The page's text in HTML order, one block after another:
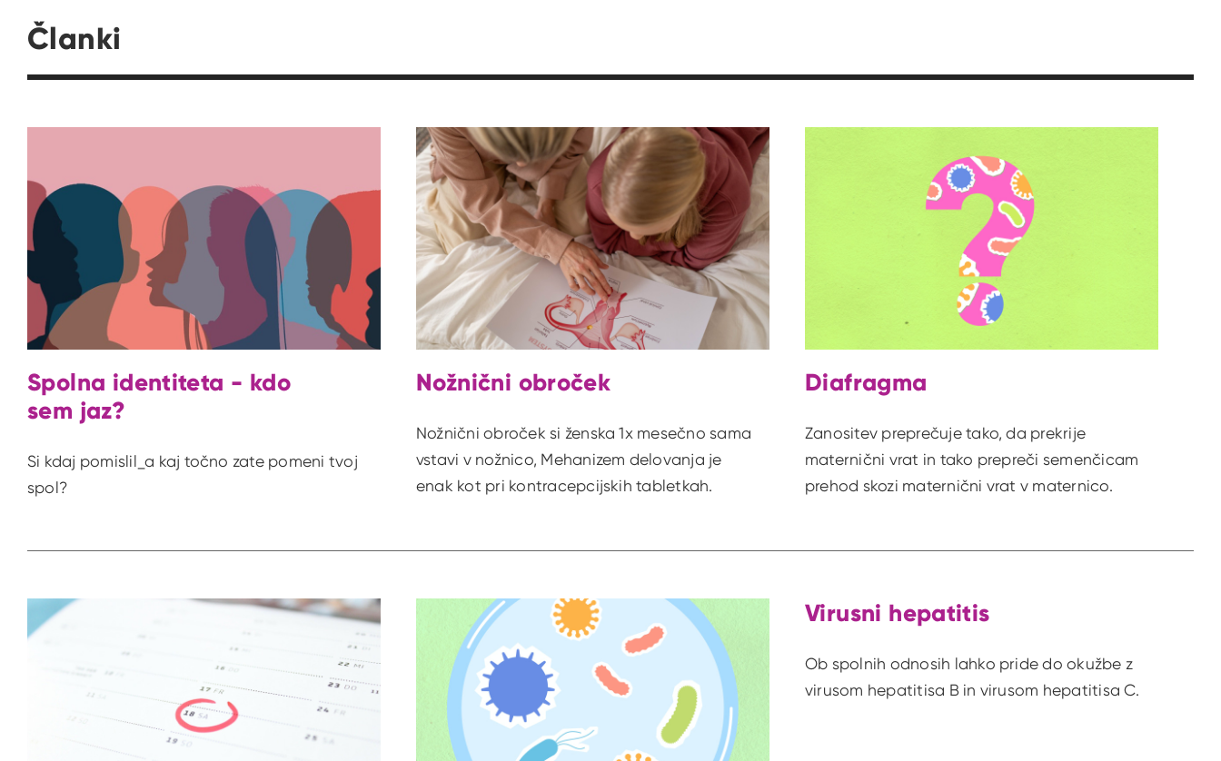
Članki
Spolna identiteta - kdo
sem jaz?
Si kdaj pomislil_a kaj točno zate pomeni tvoj
spol?
Nožnični obroček
Nožnični obroček si ženska 1x mesečno sama
vstavi v nožnico, Mehanizem delovanja je
enak kot pri kontracepcijskih tabletkah.
Diafragma
Zanositev preprečuje tako, da prekrije
maternični vrat in tako prepreči semenčicam
prehod skozi maternični vrat v maternico.
Virusni hepatitis
Ob spolnih odnosih lahko pride do okužbe z
virusom hepatitisa B in virusom hepatitisa C.